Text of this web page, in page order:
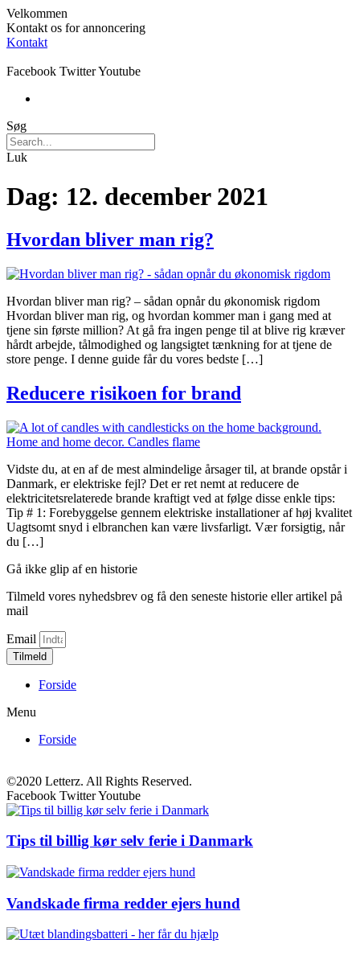
Velkommen
Kontakt os for annoncering
Kontakt
Facebook TwitterYoutube
Søg
Luk
Dag: 12. december 2021
Hvordan bliver man rig?
Hvordan bliver man rig? – sådan opnår du økonomisk rigdom
Hvordan bliver man rig, og hvordan kommer man i gang med at
tjene sin første million? At gå fra ingen penge til at blive rig kræver
hårdt arbejde, tålmodighed og langsigtet tænkning for at tjene de
store penge. I denne guide får du vores bedste […]
Reducere risikoen for brand
Vidste du, at en af ​​de mest almindelige årsager til, at brande opstår i
Danmark, er elektriske fejl? Det er ret nemt at reducere de
elektricitetsrelaterede brande kraftigt ved at følge disse enkle tips:
Tip # 1: Forebyggelse gennem elektriske installationer af høj kvalitet
Uagtsomt snyd i elbranchen kan være livsfarligt. Vær forsigtig, når
du […]
Gå ikke glip af en historie
Tilmeld vores nyhedsbrev og få den seneste historie eller artikel på
mail
Email
Tilmeld
Forside
Menu
Forside
©2020 Letterz. All Rights Reserved.
Facebook TwitterYoutube
Tips til billig kør selv ferie i Danmark
Vandskade firma redder ejers hund